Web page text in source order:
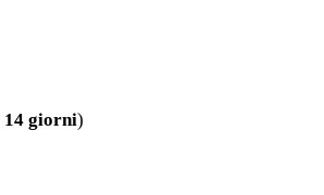
14 giorni)